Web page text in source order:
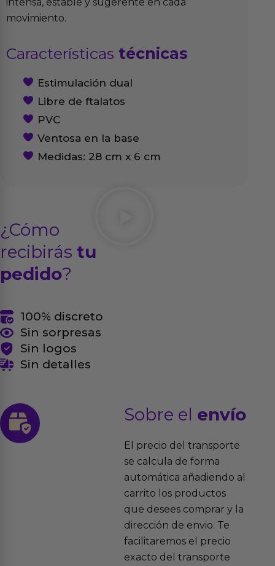
movimiento.
Características técnicas
Estimulación dual
Libre de ftalatos
PVC
Ventosa en la base
Medidas: 28 cm x 6 cm
¿Cómo
recibirás tu
pedido?
100% discreto
Sin sorpresas
Sin logos
Sin detalles
Sobre el envío
El precio del transporte
se calcula de forma
automática añadiendo al
carrito los productos
que desees comprar y la
dirección de envio. Te
facilitaremos el precio
exacto del transporte